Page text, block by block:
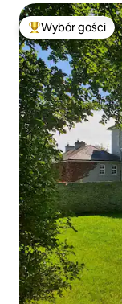
Wybór gości